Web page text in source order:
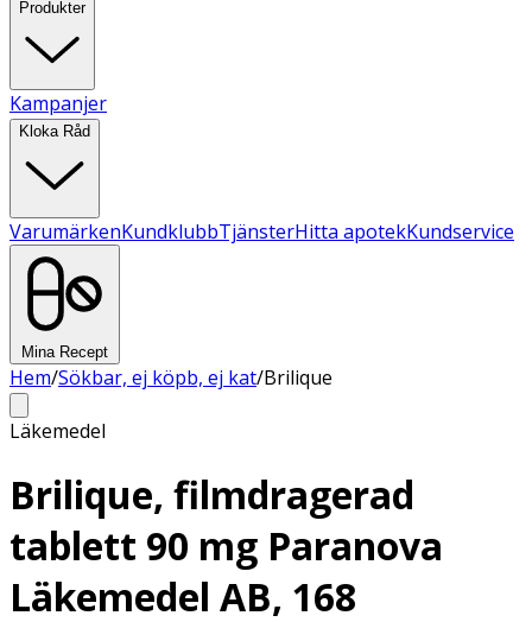
Produkter
Kampanjer
Kloka Råd
VarumärkenKundklubbTjänsterHitta apotekKundservice
Mina Recept
Hem/Sökbar, ej köpb, ej kat/Brilique
Läkemedel
Brilique, filmdragerad
tablett 90 mg Paranova
Läkemedel AB, 168